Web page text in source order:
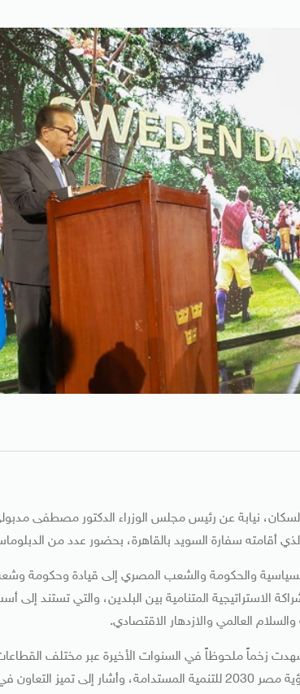
نيابة عن رئيس مجلس الوزراء الدكتور مصطفى
أقامته سفارة السويد بالقاهرة، بحضور عدد من
والحكومة والشعب المصري إلى قيادة وحكومة
الاستراتيجية المتنامية بين البلدين، والتي تستند إلى
العالمي والازدهار الاقتصادي.
شهدت زخماً ملحوظاً في السنوات الأخيرة عبر مختلف
التبادل التجاري، وجذب الاستثمارات، ودعم رؤية مصر 2030 للتنمية المستدامة،